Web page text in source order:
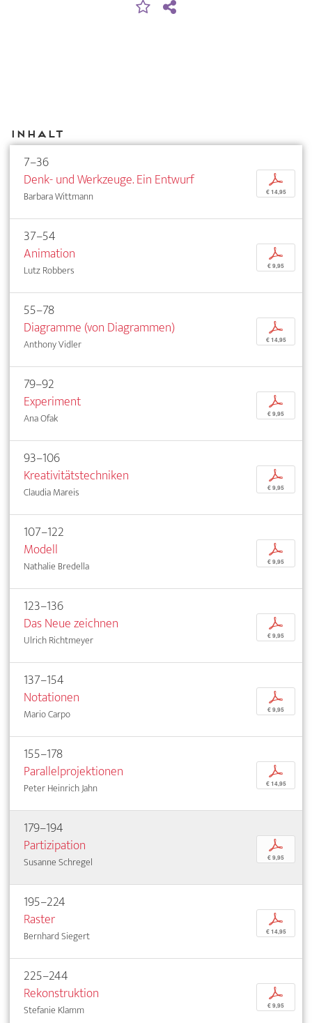
Inhalt
7–36
Denk- und Werkzeuge. Ein Entwurf
Barbara Wittmann
p
€ 14,95
37–54
Animation
Lutz Robbers
p
€ 9,95
55–78
Diagramme (von Diagrammen)
Anthony Vidler
p
€ 14,95
79–92
Experiment
Ana Ofak
p
€ 9,95
93–106
Kreativitätstechniken
Claudia Mareis
p
€ 9,95
107–122
Modell
Nathalie Bredella
p
€ 9,95
123–136
Das Neue zeichnen
Ulrich Richtmeyer
p
€ 9,95
137–154
Notationen
Mario Carpo
p
€ 9,95
155–178
Parallelprojektionen
Peter Heinrich Jahn
p
€ 14,95
179–194
Partizipation
Susanne Schregel
p
€ 9,95
195–224
Raster
Bernhard Siegert
p
€ 14,95
225–244
Rekonstruktion
Stefanie Klamm
p
€ 9,95